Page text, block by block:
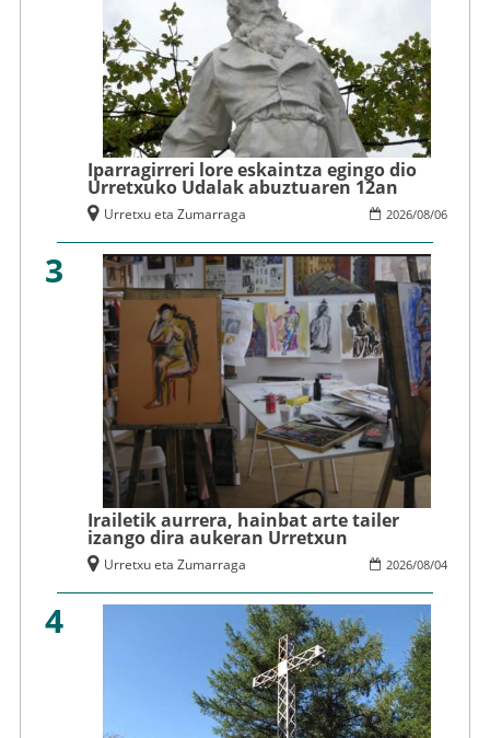
Iparragirreri lore eskaintza egingo dio
Urretxuko Udalak abuztuaren 12an
2026/08/06
Urretxu eta Zumarraga
3
Irailetik aurrera, hainbat arte tailer
izango dira aukeran Urretxun
2026/08/04
Urretxu eta Zumarraga
4